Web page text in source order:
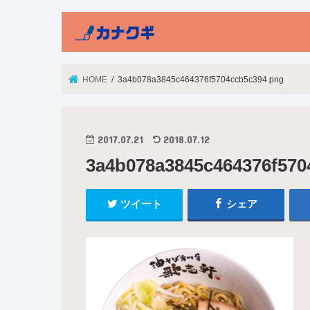
HOME 3a4b078a3845c464376f5704ccb5c394.png
2017.07.21 2018.07.12
ツイート シェア